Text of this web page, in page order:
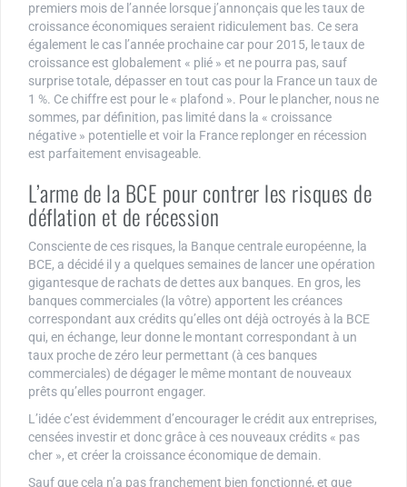
premiers mois de l’année lorsque j’annonçais que les taux de
croissance économiques seraient ridiculement bas. Ce sera
également le cas l’année prochaine car pour 2015, le taux de
croissance est globalement « plié » et ne pourra pas, sauf
surprise totale, dépasser en tout cas pour la France un taux de
1 %. Ce chiffre est pour le « plafond ». Pour le plancher, nous ne
sommes, par définition, pas limité dans la « croissance
négative » potentielle et voir la France replonger en récession
est parfaitement envisageable.
L’arme de la BCE pour contrer les risques de
déflation et de récession
Consciente de ces risques, la Banque centrale européenne, la
BCE, a décidé il y a quelques semaines de lancer une opération
gigantesque de rachats de dettes aux banques. En gros, les
banques commerciales (la vôtre) apportent les créances
correspondant aux crédits qu’elles ont déjà octroyés à la BCE
qui, en échange, leur donne le montant correspondant à un
taux proche de zéro leur permettant (à ces banques
commerciales) de dégager le même montant de nouveaux
prêts qu’elles pourront engager.
L’idée c’est évidemment d’encourager le crédit aux entreprises,
censées investir et donc grâce à ces nouveaux crédits « pas
cher », et créer la croissance économique de demain.
Sauf que cela n’a pas franchement bien fonctionné, et que